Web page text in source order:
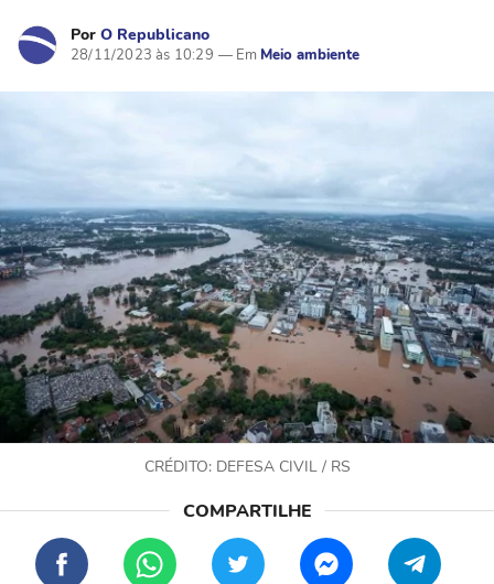
Por O Republicano
28/11/2023 às 10:29 Meio ambiente
CRÉDITO: DEFESA CIVIL / RS